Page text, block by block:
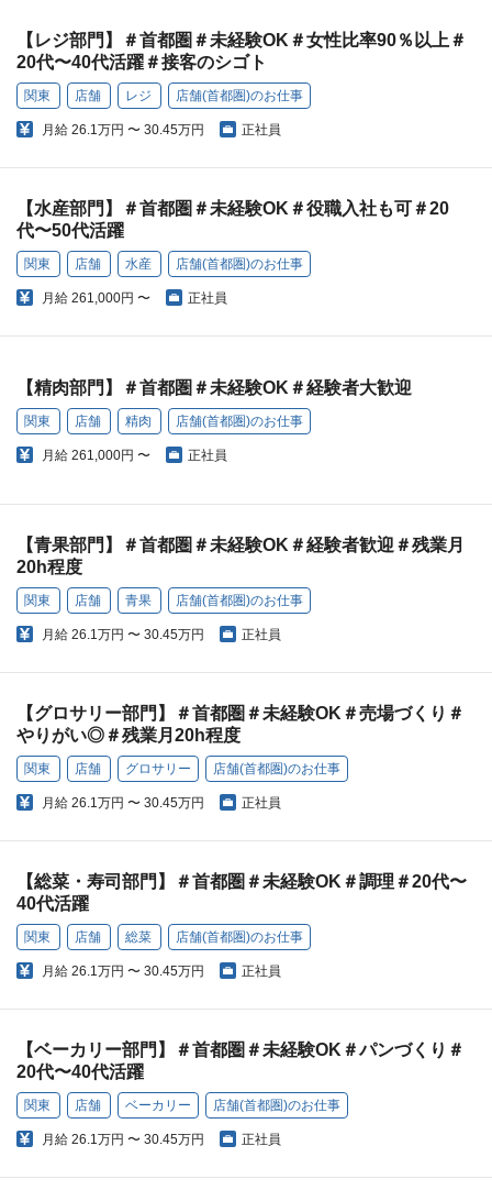
【レジ部門】＃首都圏＃未経験OK＃女性比率90％以上＃
20代〜40代活躍＃接客のシゴト
関東 店舗 レジ 店舗(首都圏)のお仕事
月給 26.1万円 〜 30.45万円 正社員
【水産部門】＃首都圏＃未経験OK＃役職入社も可＃20
代〜50代活躍
関東 店舗 水産 店舗(首都圏)のお仕事
月給 261,000円 〜 正社員
【精肉部門】＃首都圏＃未経験OK＃経験者大歓迎
関東 店舗 精肉 店舗(首都圏)のお仕事
月給 261,000円 〜 正社員
【青果部門】＃首都圏＃未経験OK＃経験者歓迎＃残業月
20h程度
関東 店舗 青果 店舗(首都圏)のお仕事
月給 26.1万円 〜 30.45万円 正社員
【グロサリー部門】＃首都圏＃未経験OK＃売場づくり＃
やりがい◎＃残業月20h程度
関東 店舗 グロサリー 店舗(首都圏)のお仕事
月給 26.1万円 〜 30.45万円 正社員
【総菜・寿司部門】＃首都圏＃未経験OK＃調理＃20代〜
40代活躍
関東 店舗 総菜 店舗(首都圏)のお仕事
月給 26.1万円 〜 30.45万円 正社員
【ベーカリー部門】＃首都圏＃未経験OK＃パンづくり＃
20代〜40代活躍
関東 店舗 ベーカリー 店舗(首都圏)のお仕事
月給 26.1万円 〜 30.45万円 正社員